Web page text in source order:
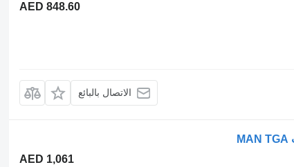
AED 848.60
الاتصال بالبائع
AED 1,061